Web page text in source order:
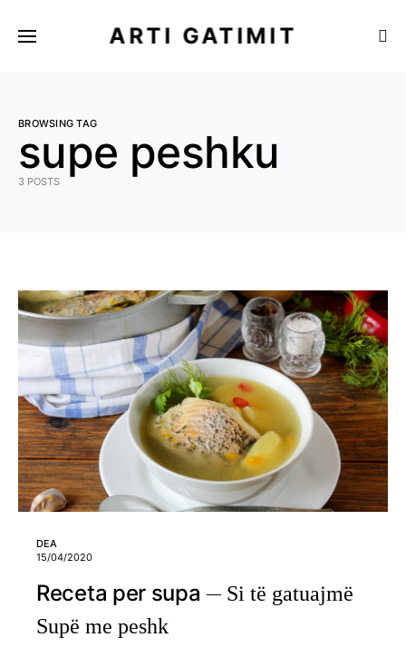
ARTI GATIMIT
BROWSING TAG
supe peshku
3 POSTS
DEA
15/04/2020
Receta per supa
Si të gatuajmë
Supë me peshk